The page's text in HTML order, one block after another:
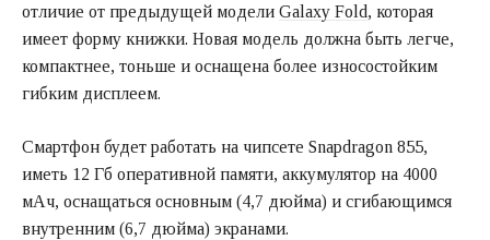
отличие от предыдущей модели Galaxy Fold, которая
имеет форму книжки. Новая модель должна быть легче,
компактнее, тоньше и оснащена более износостойким
гибким дисплеем.
Смартфон будет работать на чипсете Snapdragon 855,
иметь 12 Гб оперативной памяти, аккумулятор на 4000
мАч, оснащаться основным (4,7 дюйма) и сгибающимся
внутренним (6,7 дюйма) экранами.